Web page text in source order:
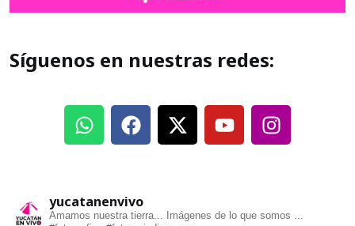
Síguenos en nuestras redes:
yucatanenvivo
Amamos nuestra tierra... Imágenes de lo que somos ...